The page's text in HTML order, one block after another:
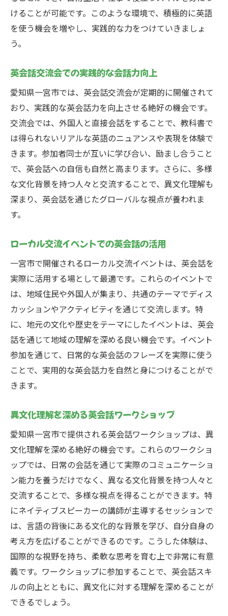
けることが可能です。このような環境で、積極的に英語
を使う機会を増やし、実践的な力をつけていきましょ
う。
英会話交流会での実践的な会話力向上
愛知県一宮市では、英会話交流会が定期的に開催されて
おり、実践的な英会話力を向上させる絶好の機会です。
交流会では、外国人と直接会話をすることで、教科書で
は得られないリアルな英語のニュアンスや表現を体験で
きます。参加者同士が互いに学び合い、励まし合うこと
で、英会話への自信も自然と高まります。さらに、多様
な文化背景を持つ人々と交流することで、異文化理解も
深まり、英会話を通じたグローバルな視点が養われま
す。
ローカル交流イベントでの英会話の活用
一宮市で開催されるローカル交流イベントは、英会話を
実際に活用する場として最適です。これらのイベントで
は、地域住民や外国人が集まり、共通のテーマでディス
カッションやアクティビティを通じて交流します。特
に、地元の文化や歴史をテーマにしたイベントは、英会
話を通じて地域の理解を深める良い機会です。イベント
参加を通じて、日常的な英会話のフレーズを実際に使う
ことで、実用的な英会話力を自然と身につけることがで
きます。
異文化理解を深める英会話ワークショップ
愛知県一宮市で提供される英会話ワークショップは、異
文化理解を深める絶好の機会です。これらのワークショ
ップでは、日常の会話を通じて実際のコミュニケーショ
ン能力を養うだけでなく、異なる文化背景を持つ人々と
交流することで、多様な視点を得ることができます。特
にネイティブスピーカーの講師が主導するセッションで
は、言語の背後にある文化的な背景を学び、自分自身の
考え方を広げることができるのです。こうした体験は、
国際的な視野を持ち、柔軟な思考を育む上で非常に有意
義です。ワークショップに参加することで、英会話スキ
ルの向上とともに、異文化に対する理解を深めることが
できるでしょう。